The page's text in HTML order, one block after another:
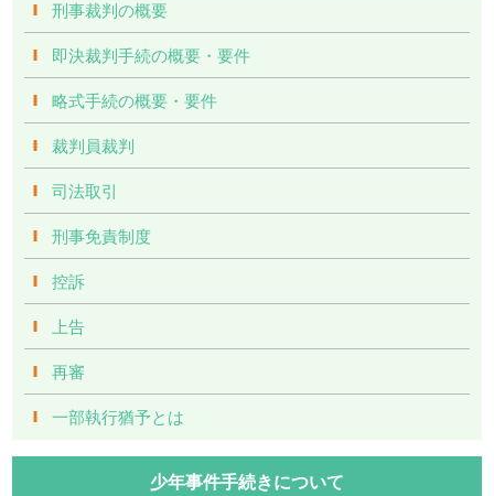
刑事裁判の概要
即決裁判手続の概要・要件
略式手続の概要・要件
裁判員裁判
司法取引
刑事免責制度
控訴
上告
再審
一部執行猶予とは
少年事件手続きについて